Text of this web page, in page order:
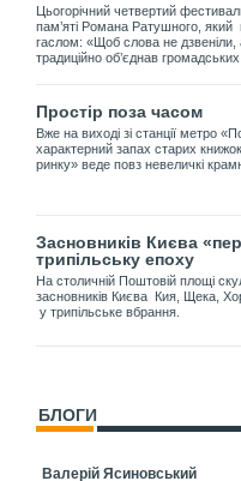
Цьогорічний четвертий
пам’яті Романа Ратушного, який
гаслом: «Щоб слова не дзвеніли,
традиційно об’єднав громадських
Простір поза часом
Вже на виході зі станції метро
характерний запах старих
ринку» веде повз невеличкі
Засновників Києва
трипільську епоху
На столичній Поштовій площі
засновників Києва Кия, Щека,
у трипільське вбрання.
БЛОГИ
Валерій Ясиновський